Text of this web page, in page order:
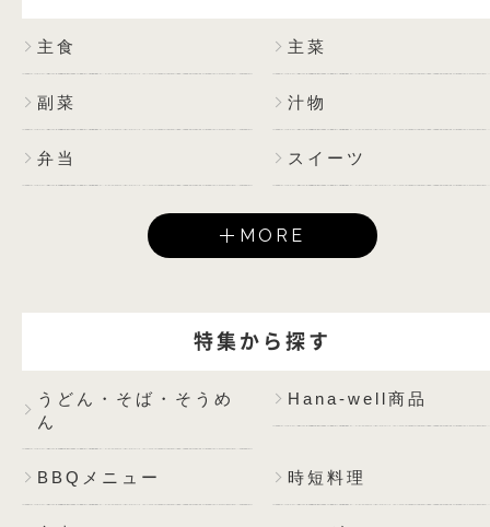
主食 主菜
副菜 汁物
弁当 スイーツ
MORE
特集から探す
うどん・そば・そうめ
ん
Hana-well商品
BBQメニュー 時短料理